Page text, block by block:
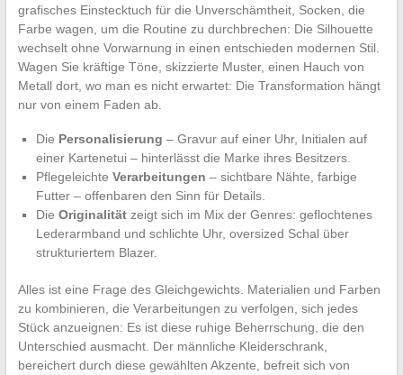
grafisches Einstecktuch für die Unverschämtheit, Socken, die
Farbe wagen, um die Routine zu durchbrechen: Die Silhouette
wechselt ohne Vorwarnung in einen entschieden modernen Stil.
Wagen Sie kräftige Töne, skizzierte Muster, einen Hauch von
Metall dort, wo man es nicht erwartet: Die Transformation hängt
nur von einem Faden ab.
Die Personalisierung – Gravur auf einer Uhr, Initialen auf
einer Kartenetui – hinterlässt die Marke ihres Besitzers.
Pflegeleichte Verarbeitungen – sichtbare Nähte, farbige
Futter – offenbaren den Sinn für Details.
Die Originalitätzeigt sich im Mix der Genres: geflochtenes
Lederarmband und schlichte Uhr, oversized Schal über
strukturiertem Blazer.
Alles ist eine Frage des Gleichgewichts. Materialien und Farben
zu kombinieren, die Verarbeitungen zu verfolgen, sich jedes
Stück anzueignen: Es ist diese ruhige Beherrschung, die den
Unterschied ausmacht. Der männliche Kleiderschrank,
bereichert durch diese gewählten Akzente, befreit sich von